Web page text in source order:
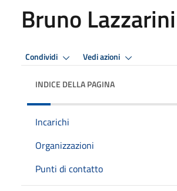
Bruno Lazzarini
Condividi Vedi azioni
INDICE DELLA PAGINA
Incarichi
Organizzazioni
Punti di contatto